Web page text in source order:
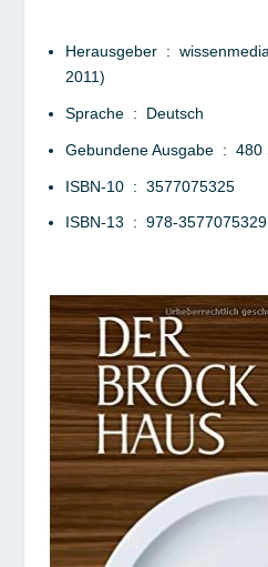
Herausgeber ‏ : ‎
2011)
Sprache ‏ : ‎ Deutsch
Gebundene Ausgabe ‏ : ‎ 480
ISBN-10 ‏ : ‎ 3577075325
ISBN-13 ‏ : ‎ 978-3577075329